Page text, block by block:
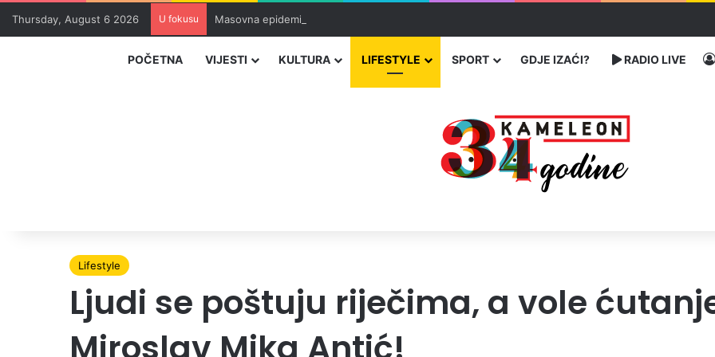
Thursday, August 6 2026 U fokusu Masovna epidemija parazita u SAD-u: Više od 25.000 zaraženih
POČETNA VIJESTI KULTURA LIFESTYLE SPORT GDJE IZAĆI? RADIO LIVE
Lifestyle
Ljudi se poštuju riječima, a vole
Miroslav Mika Antić!